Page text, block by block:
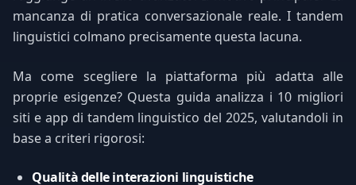
mancanza di pratica conversazionale reale. I tandem
linguistici colmano precisamente questa lacuna.
Ma come scegliere la piattaforma più adatta alle
proprie esigenze? Questa guida analizza i 10 migliori
siti e app di tandem linguistico del 2025, valutandoli in
base a criteri rigorosi:
Qualità delle interazioni linguistiche